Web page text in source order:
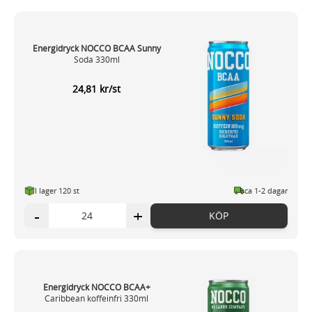
Energidryck NOCCO BCAA Sunny
Soda 330ml
24,81 kr/st
I lager 120 st ca 1-2 dagar
- + KÖP
Energidryck NOCCO BCAA+
Caribbean koffeinfri 330ml